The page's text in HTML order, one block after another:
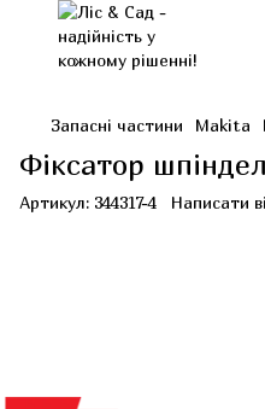
Запасні частини Makita
Фіксатор
Артикул: 344317-4 Написати